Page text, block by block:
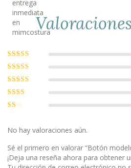
Valoraciones
Valorado con
5de 5
Valorado
con4 de 5
Valorado
con3de
5
Valorado
con2
1
No hay valoraciones aún.
Sé el primero en valorar “Botón
¡Deja una reseña ahora para obtener